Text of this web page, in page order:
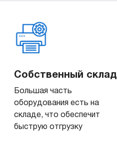
Собственный склад
Большая часть
оборудования есть на
складе, что обеспечит
быструю отгрузку